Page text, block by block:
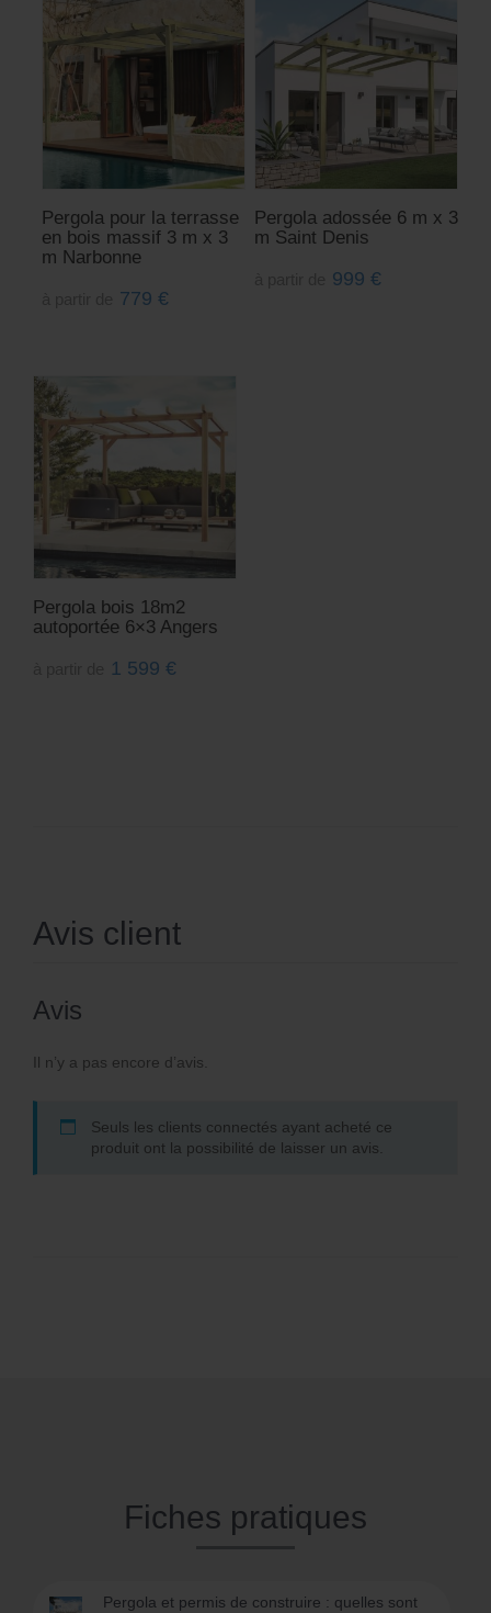
Pergola pour la terrasse
en bois massif 3 m x 3
m Narbonne
779 €
Pergola adossée 6 m x 3
m Saint Denis
999 €
Pergola bois 18m2
autoportée 6×3 Angers
1 599 €
Avis client
Avis
Il n’y a pas encore d’avis.
Seuls les clients connectés ayant acheté ce
produit ont la possibilité de laisser un avis.
Fiches pratiques
Pergola et permis de construire : quelles sont